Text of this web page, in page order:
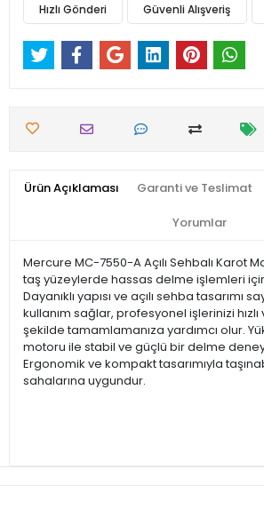
Hızlı Gönderi Güvenli Alışveriş
Ürün Açıklaması Garanti ve Teslimat
Yorumlar
Mercure MC-7550-A Açılı Sehbalı Karot
taş yüzeylerde hassas delme işlemleri
Dayanıklı yapısı ve açılı sehba tasarımı
kullanım sağlar, profesyonel işlerinizi
şekilde tamamlamanıza yardımcı olur.
motoru ile stabil ve güçlü bir delme
Ergonomik ve kompakt tasarımıyla
sahalarına uygundur.